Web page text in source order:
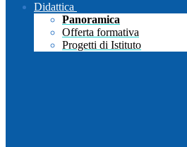
Didattica
Panoramica
Offerta formativa
Progetti di Istituto